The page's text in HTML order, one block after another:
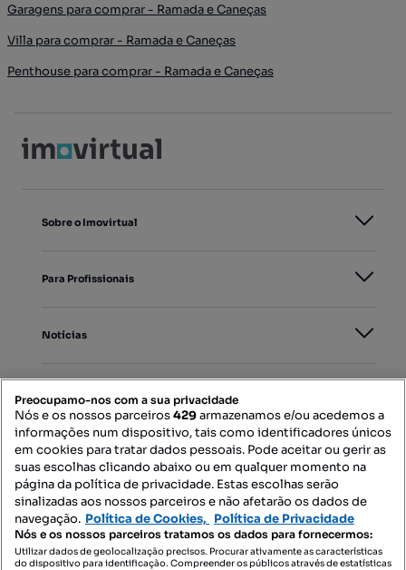
Garagens para comprar - Ramada e Caneças
Villa para comprar - Ramada e Caneças
Penthouse para comprar - Ramada e Caneças
Sobre o Imovirtual
Para Profissionais
Notícias
Mapa do Site
Contacte-nos
SIGA-NOS:
Preocupamo-nos com a sua privacidade
Nós e os nossos parceiros429armazenamos e/ou acedemos a
informações num dispositivo, tais como identificadores únicos
em cookies para tratar dados pessoais. Pode aceitar ou gerir as
suas escolhas clicando abaixo ou em qualquer momento na
página da política de privacidade. Estas escolhas serão
sinalizadas aos nossos parceiros e não afetarão os dados de
navegação. Política de Cookies, Política de Privacidade
Nós e os nossos parceiros tratamos os dados para fornecermos:
Utilizar dados de geolocalização precisos. Procurar ativamente as características
do dispositivo para identificação. Compreender os públicos através de estatísticas